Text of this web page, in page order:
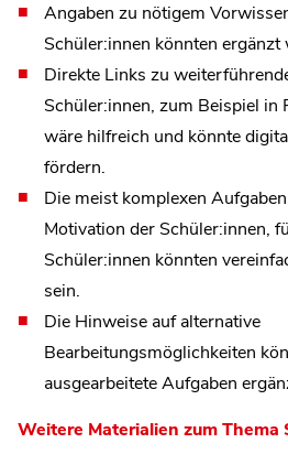
Angaben zu nötigem
Schüler:innen könnten ergänzt
Direkte Links zu
Schüler:innen, zum Beispiel in
wäre hilfreich und könnte
fördern.
Die meist komplexen
Motivation der Schüler:innen,
Schüler:innen könnten
sein.
Die Hinweise auf alternative
Bearbeitungsmöglichkeiten
ausgearbeitete Aufgaben
Weitere Materialien zum Thema